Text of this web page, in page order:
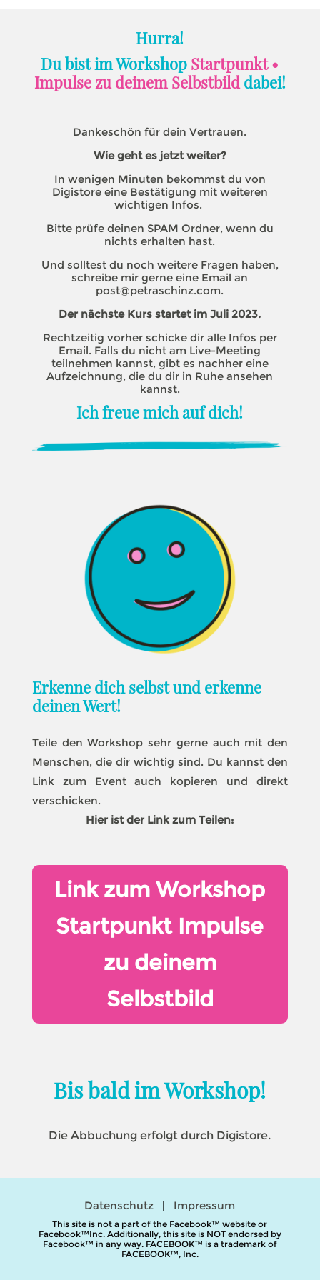
Hurra!
Du bist im Workshop Startpunkt •
Impulse zu deinem Selbstbilddabei!
Dankeschön für dein Vertrauen.
Wie geht es jetzt weiter?
In wenigen Minuten bekommst du von
Digistore eine Bestätigung mit weiteren
wichtigen Infos.
Bitte prüfe deinen SPAM Ordner, wenn du
nichts erhalten hast.
Und solltest du noch weitere Fragen haben,
schreibe mir gerne eine Email an
post@petraschinz.com.
Der nächste Kurs startet im Juli 2023.
Rechtzeitig vorher schicke dir alle Infos per
Email. Falls du nicht am Live-Meeting
teilnehmen kannst, gibt es nachher eine
Aufzeichnung, die du dir in Ruhe ansehen
kannst.
Ich freue mich auf dich!
Erkenne dich selbst und erkenne
deinen Wert!
Teile den Workshop sehr gerne auch mit den
Menschen, die dir wichtig sind. Du kannst den
Link zum Event auch kopieren und direkt
verschicken.
Hier ist der Link zum Teilen:
Link zum Workshop
Startpunkt Impulse
zu deinem
Selbstbild
Bis bald im Workshop!
Die Abbuchung erfolgt durch Digistore.
Datenschutz | Impressum
This site is not a part of the Facebook™ website or
Facebook™Inc. Additionally, this site is NOT endorsed by
Facebook™ in any way. FACEBOOK™ is a trademark of
FACEBOOK™, Inc.